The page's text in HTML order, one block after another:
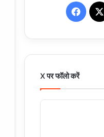
X पर फॉलो करें